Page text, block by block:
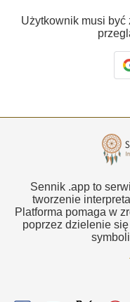
Użytkownik musi
Sennik .app to
tworzenie
Platforma pomaga w
poprzez dzielenie